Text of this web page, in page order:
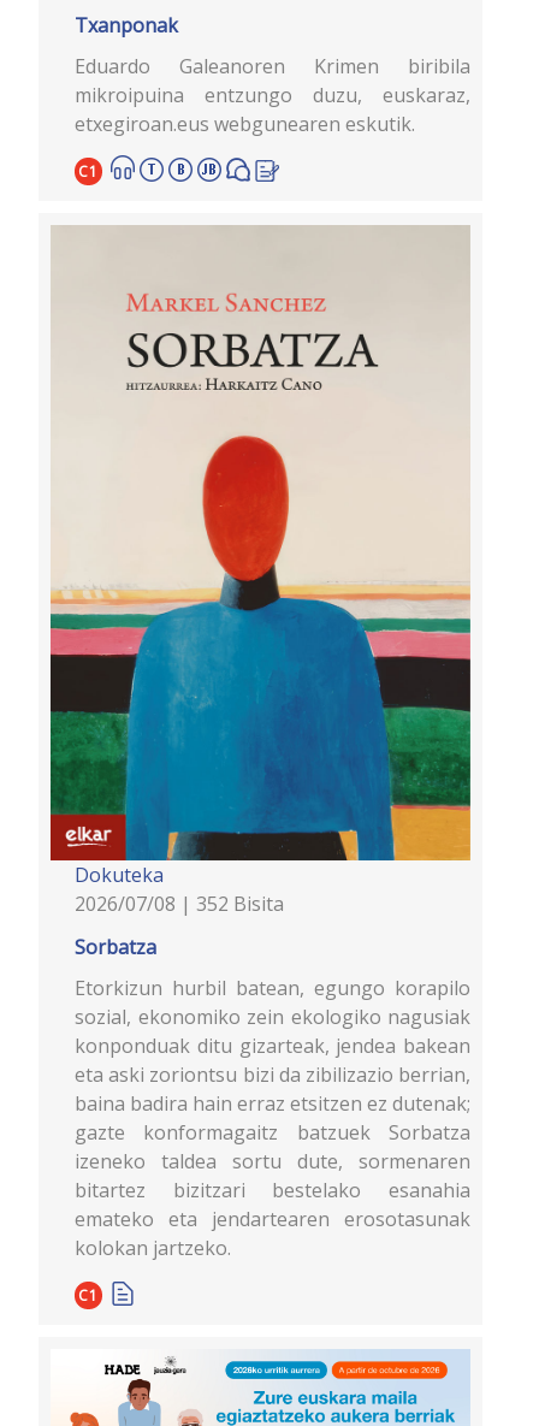
Txanponak
Eduardo Galeanoren Krimen biribila
mikroipuina entzungo duzu, euskaraz,
etxegiroan.eus webgunearen eskutik.
C1
Dokuteka
2026/07/08 | 352 Bisita
Sorbatza
Etorkizun hurbil batean, egungo korapilo
sozial, ekonomiko zein ekologiko nagusiak
konponduak ditu gizarteak, jendea bakean
eta aski zoriontsu bizi da zibilizazio berrian,
baina badira hain erraz etsitzen ez dutenak;
gazte konformagaitz batzuek Sorbatza
izeneko taldea sortu dute, sormenaren
bitartez bizitzari bestelako esanahia
emateko eta jendartearen erosotasunak
kolokan jartzeko.
C1